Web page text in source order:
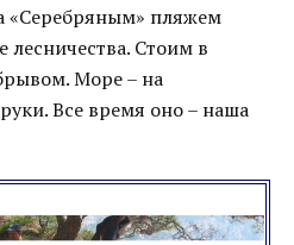
«Серебряным» пляжем
лесничества. Стоим в
Море – на
Все время оно – наша